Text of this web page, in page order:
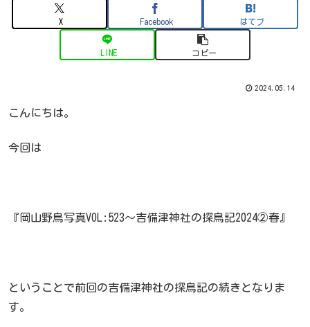
X Facebook はてブ
LINE コピー
2024.05.14
こんにちは。
今回は
『岡山野鳥写真VOL:523～吉備津神社の探鳥記2024②春』
ということで前回の吉備津神社の探鳥記の続きとなりま
す。